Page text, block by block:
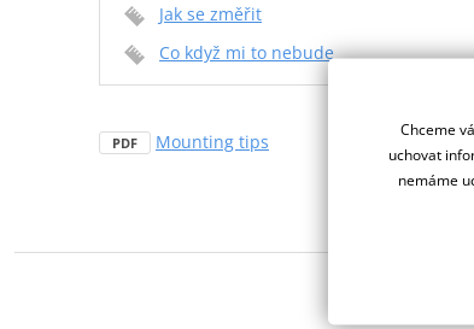
Jak se změřit
Co když mi to nebude
PDF Mounting tips
Chceme
uchovat
nemáme